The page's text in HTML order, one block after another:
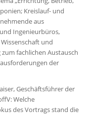
Kreislauf- und
aus
Ingenieurbüros,
und
fachlichen Austausch
der
Geschäftsführer der
Welche
des Vortrags stand die